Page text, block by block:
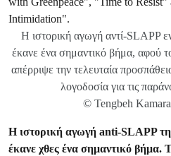
Η ιστορική αγωγή αντί-SLAPP
έκανε ένα σημαντικό βήμα, αφού
απέρριψε την τελευταία
λογοδοσία για τις
© Tengbeh
Η ιστορική αγωγή anti-SLAPP
έκανε χθες ένα σημαντικό βήμα.